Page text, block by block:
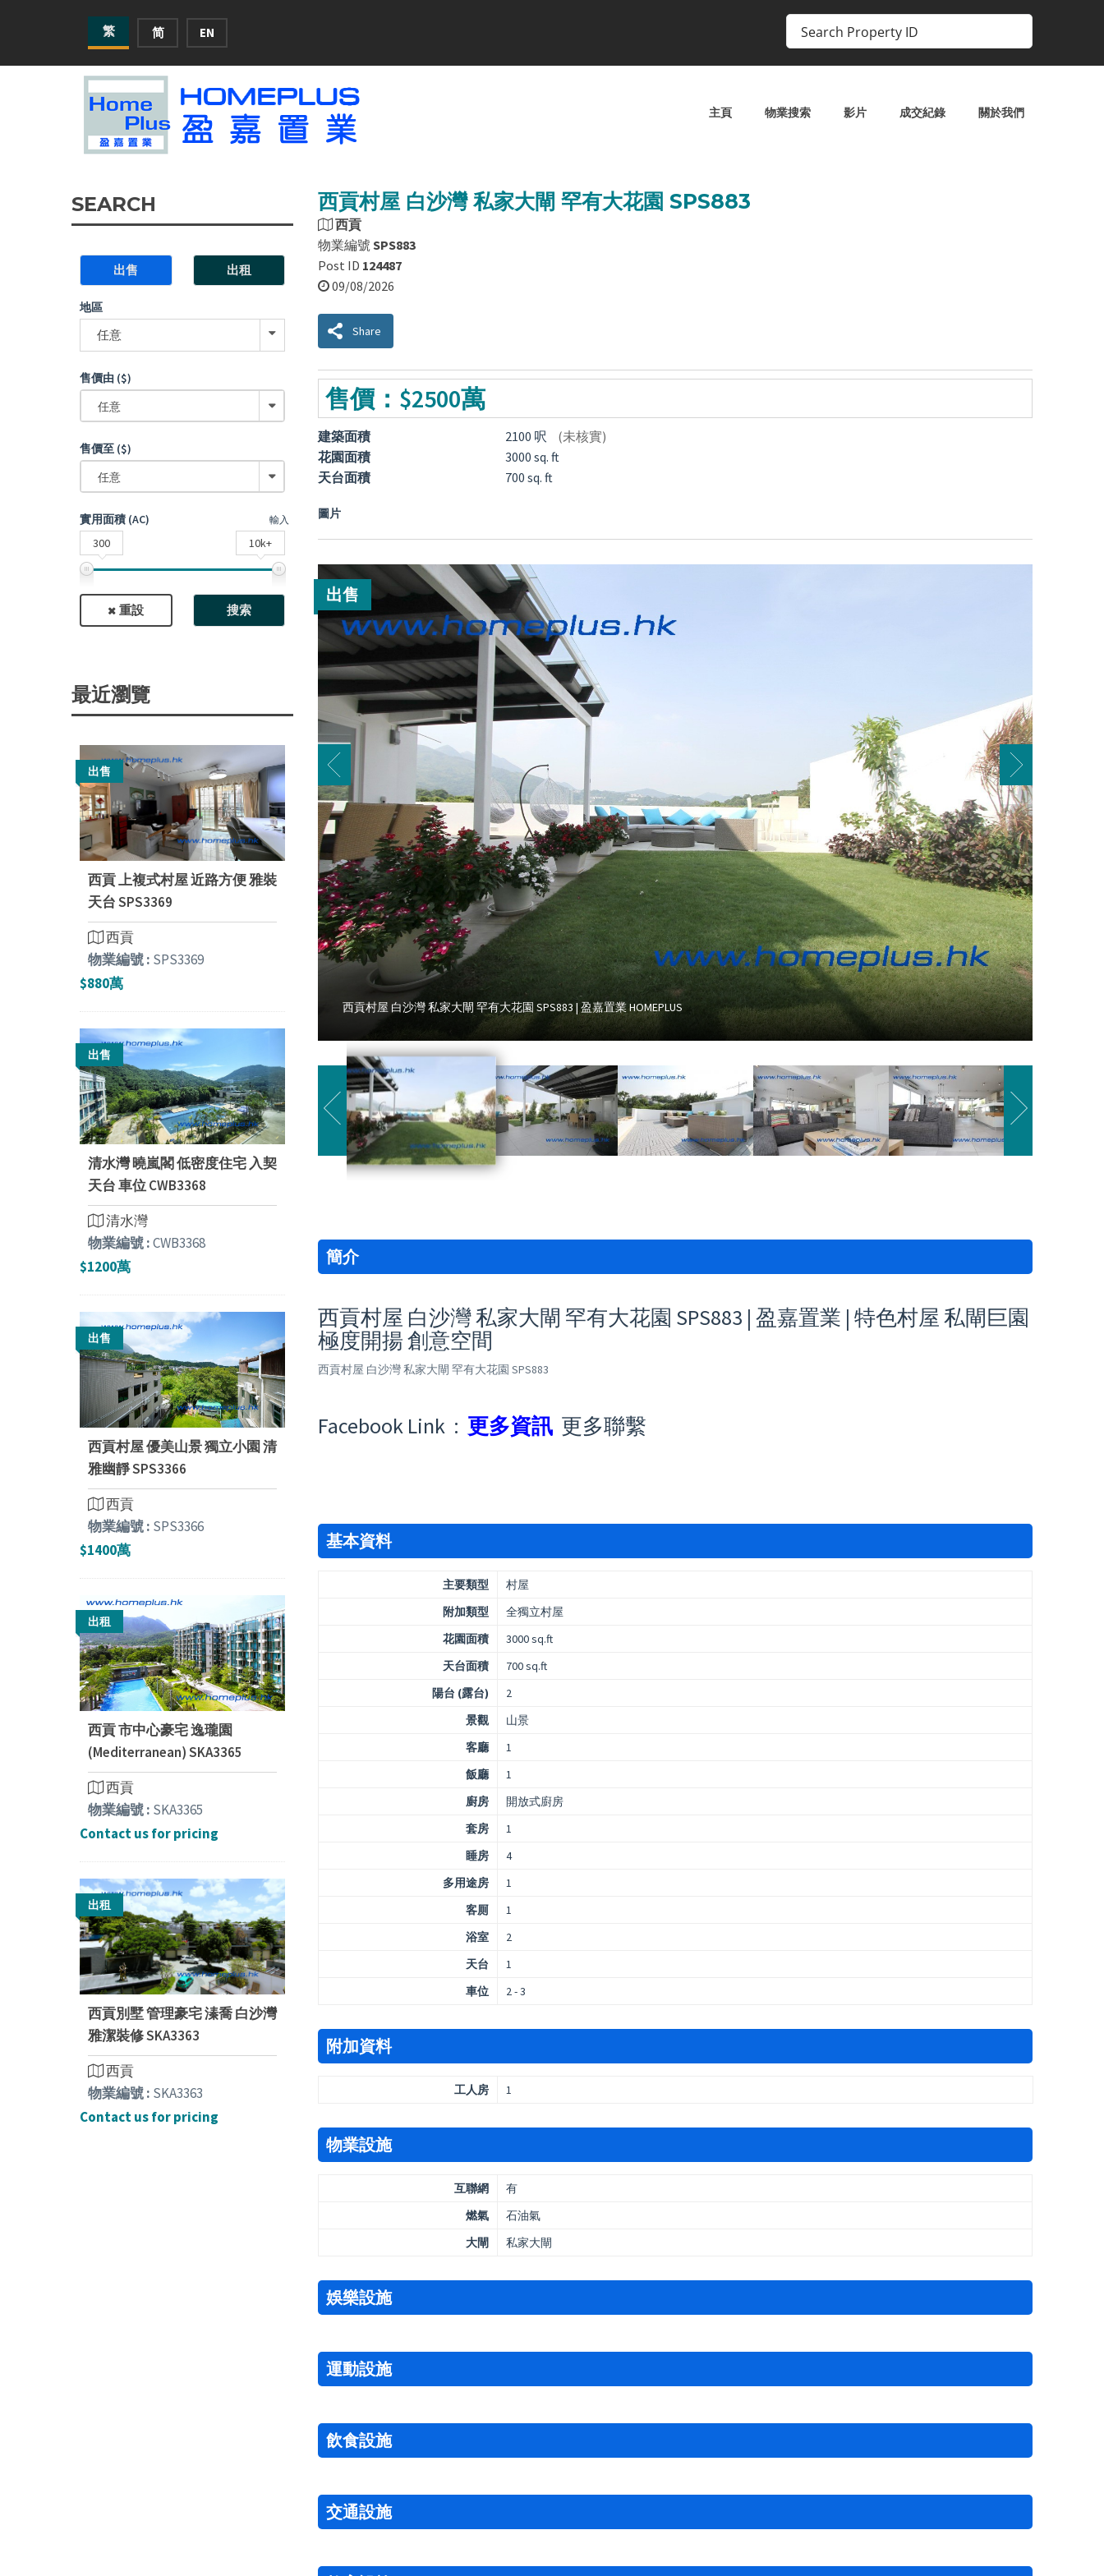
繁 简 EN
主頁 物業搜索 影片 成交紀錄 關於我們
西貢村屋 白沙灣 私家大閘 罕有大花園 SPS883
西貢
物業編號SPS883
Post ID 124487
09/08/2026
Share
售價：$2500萬
建築面積 2100 呎
(未核實)
花園面積
3000 sq. ft
天台面積
700 sq. ft
圖片
出售
西貢村屋 白沙灣 私家大閘 罕有大花園 SPS883 | 盈嘉置業 HOMEPLUS
簡介
西貢村屋 白沙灣 私家大閘 罕有大花園 SPS883 | 盈嘉置業 | 特色村屋 私閘巨園
極度開揚 創意空間
西貢村屋 白沙灣 私家大閘 罕有大花園 SPS883
Facebook Link : 更多資訊 更多聯繫
基本資料
主要類型
村屋
附加類型
全獨立村屋
花園面積
3000 sq.ft
天台面積
700 sq.ft
陽台 (露台)
2
景觀
山景
客廳
1
飯廳
1
廚房
開放式廚房
套房
1
睡房
4
多用途房
1
客厠
1
浴室
2
天台
1
車位
2 - 3
附加資料
工人房 1
物業設施
互聯網
有
燃氣
石油氣
大閘
私家大閘
娛樂設施
運動設施
飲食設施
交通設施
SEARCH
出售 出租
地區
任意
售價由 ($)
任意
售價至 ($)
任意
實用面積 (AC) 輸入
300 10k+
重設 搜索
最近瀏覽
出售
西貢 上複式村屋 近路方便 雅裝
天台 SPS3369
西貢
物業編號 : SPS3369
$880萬
出售
清水灣 曉嵐閣 低密度住宅 入契
天台 車位 CWB3368
清水灣
物業編號 :CWB3368
$1200萬
出售
西貢村屋 優美山景 獨立小園 清
雅幽靜 SPS3366
西貢
物業編號 : SPS3366
$1400萬
出租
西貢 市中心豪宅 逸瓏園
(Mediterranean) SKA3365
西貢
物業編號 : SKA3365
Contact us for pricing
出租
西貢別墅 管理豪宅 溱喬 白沙灣
雅潔裝修 SKA3363
西貢
物業編號 : SKA3363
Contact us for pricing